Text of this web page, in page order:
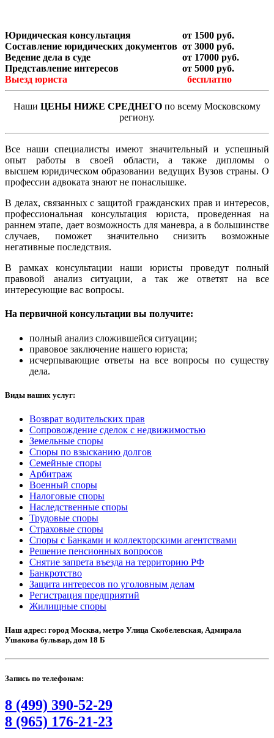
Юридическая консультация
от 1500 руб.
Составление юридических документов от 3000 руб.
Ведение дела в суде
от 17000 руб.
Представление интересов
от 5000 руб.
Выезд юриста
бесплатно
Наши ЦЕНЫ НИЖЕ СРЕДНЕГО по всему Московскому
региону.
Все наши специалисты имеют значительный и успешный
опыт работы в своей области, а также дипломы о
высшем юридическом образовании ведущих Вузов страны. О
профессии адвоката знают не понаслышке.
В делах, связанных с защитой гражданских прав и интересов,
профессиональная консультация юриста, проведенная на
раннем этапе, дает возможность для маневра, а в большинстве
случаев, поможет значительно снизить возможные
негативные последствия.
В рамках консультации наши юристы проведут полный
правовой анализ ситуации, а так же ответят на все
интересующие вас вопросы.
На первичной консультации вы получите:
полный анализ сложившейся ситуации;
правовое заключение нашего юриста;
исчерпывающие ответы на все вопросы по существу
дела.
Виды наших услуг:
Возврат водительских прав
Сопровождение сделок с недвижимостью
Земельные споры
Споры по взысканию долгов
Семейные споры
Арбитраж
Военный споры
Налоговые споры
Наследственные споры
Трудовые споры
Страховые споры
Споры с Банками и коллекторскими агентствами
Решение пенсионных вопросов
Снятие запрета въезда на территорию РФ
Банкротство
Защита интересов по уголовным делам
Регистрация предприятий
Жилищные споры
Наш адрес: город Москва, метро Улица Скобелевская, Адмирала
Ушакова бульвар, дом 18 Б
Запись по телефонам:
8 (499) 390-52-29
8 (965) 176-21-23